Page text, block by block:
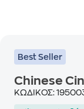
Best Seller
Chinese
ΚΩΔΙΚΟΣ: